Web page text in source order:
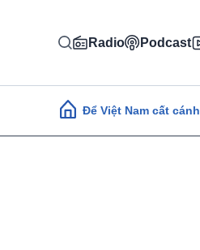
Radio Podcast
Main navigation
Để Việt Nam cất cánh